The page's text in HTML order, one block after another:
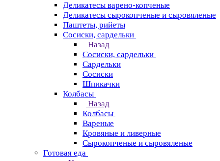
Деликатесы варено-копченые
Деликатесы сырокопченые и сыровяленые
Паштеты, рийеты
Сосиски, сардельки
Назад
Сосиски, сардельки
Сардельки
Сосиски
Шпикачки
Колбасы
Назад
Колбасы
Вареные
Кровяные и ливерные
Сырокопченые и сыровяленые
Готовая еда